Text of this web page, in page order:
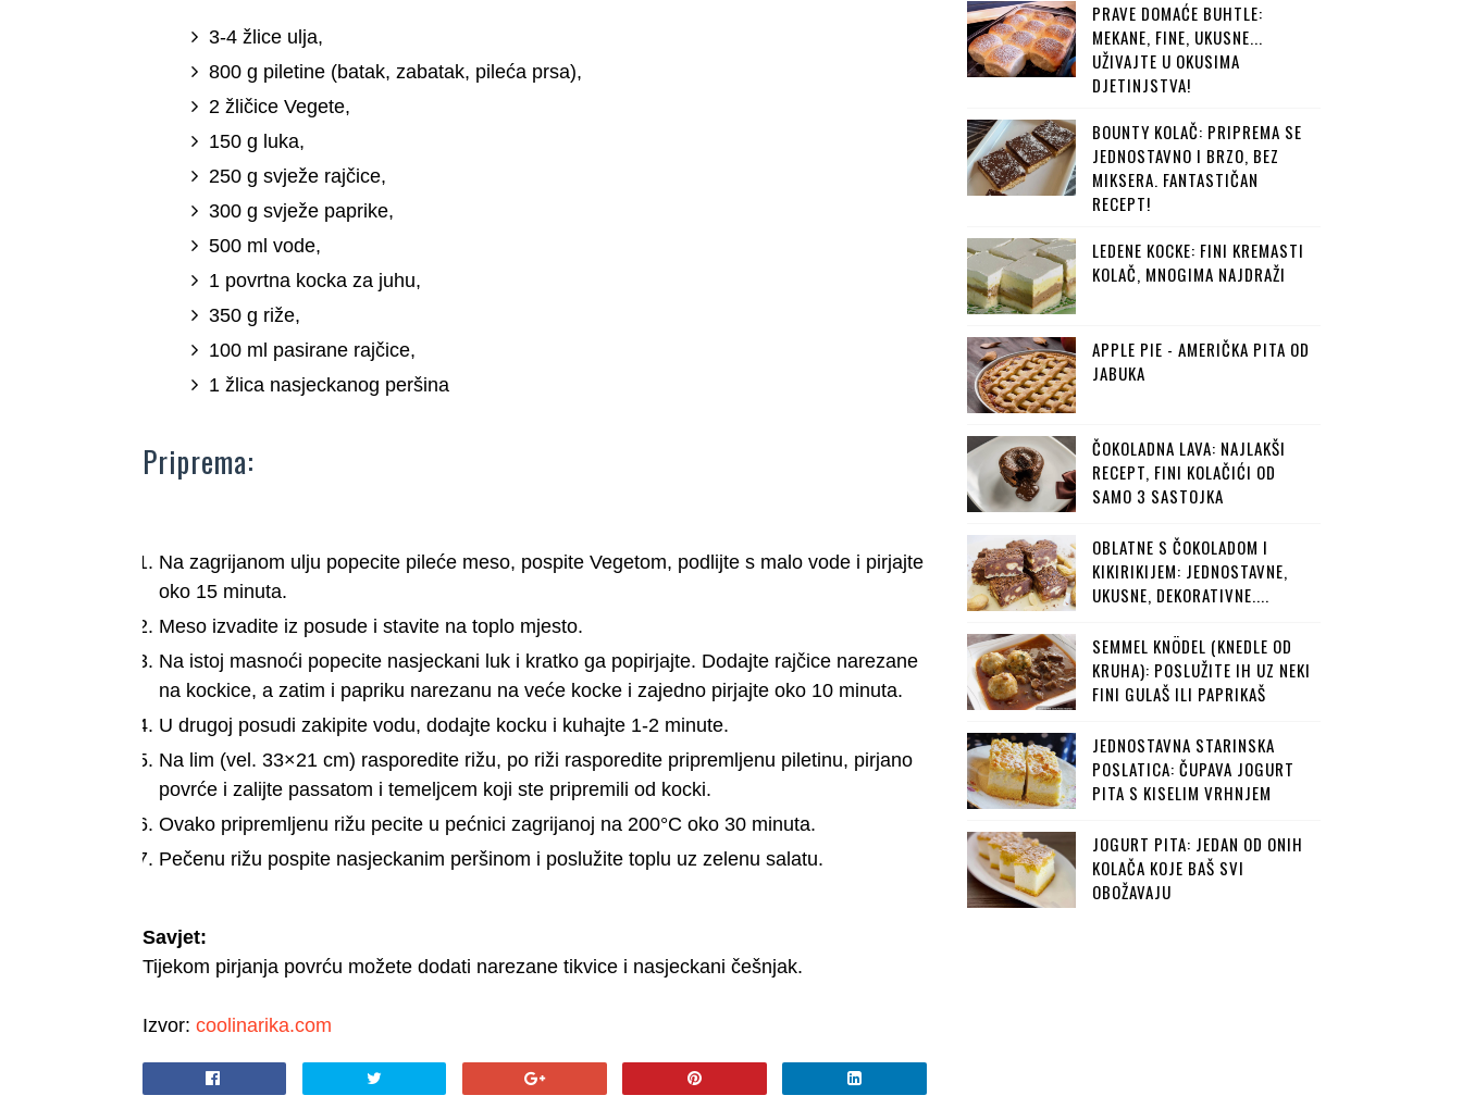
3-4 žlice ulja,
800 g piletine (batak, zabatak, pileća prsa),
2 žličice Vegete,
150 g luka,
250 g svježe rajčice,
300 g svježe paprike,
500 ml vode,
1 povrtna kocka za juhu,
350 g riže,
100 ml pasirane rajčice,
1 žlica nasjeckanog peršina
Priprema:
Na zagrijanom ulju popecite pileće meso, pospite Vegetom, podlijte s malo vode i pirjajte
oko 15 minuta.
Meso izvadite iz posude i stavite na toplo mjesto.
Na istoj masnoći popecite nasjeckani luk i kratko ga popirjajte. Dodajte rajčice narezane
na kockice, a zatim i papriku narezanu na veće kocke i zajedno pirjajte oko 10 minuta.
U drugoj posudi zakipite vodu, dodajte kocku i kuhajte 1-2 minute.
Na lim (vel. 33×21 cm) rasporedite rižu, po riži rasporedite pripremljenu piletinu, pirjano
povrće i zalijte passatom i temeljcem koji ste pripremili od kocki.
Ovako pripremljenu rižu pecite u pećnici zagrijanoj na 200°C oko 30 minuta.
Pečenu rižu pospite nasjeckanim peršinom i poslužite toplu uz zelenu salatu.
Savjet:
Tijekom pirjanja povrću možete dodati narezane tikvice i nasjeckani češnjak.
Izvor: coolinarika.com
PRAVE DOMAĆE BUHTLE:
MEKANE, FINE, UKUSNE...
UŽIVAJTE U OKUSIMA
DJETINJSTVA!
BOUNTY KOLAČ: PRIPREMA SE
JEDNOSTAVNO I BRZO, BEZ
MIKSERA. FANTASTIČAN
RECEPT!
LEDENE KOCKE: FINI KREMASTI
KOLAČ, MNOGIMA NAJDRAŽI
APPLE PIE - AMERIČKA PITA OD
JABUKA
ČOKOLADNA LAVA: NAJLAKŠI
RECEPT, FINI KOLAČIĆI OD
SAMO 3 SASTOJKA
OBLATNE S ČOKOLADOM I
KIKIRIKIJEM: JEDNOSTAVNE,
UKUSNE, DEKORATIVNE....
SEMMEL KNÖDEL (KNEDLE OD
KRUHA): POSLUŽITE IH UZ NEKI
FINI GULAŠ ILI PAPRIKAŠ
JEDNOSTAVNA STARINSKA
POSLATICA: ČUPAVA JOGURT
PITA S KISELIM VRHNJEM
JOGURT PITA: JEDAN OD ONIH
KOLAČA KOJE BAŠ SVI
OBOŽAVAJU